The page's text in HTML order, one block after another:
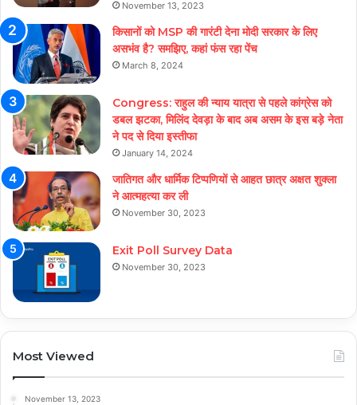
November 13, 2023
किसानों को MSP की गारंटी देना मोदी सरकार के लिए
असभंव है? समझिए, कहां फंस रहा पेंच
March 8, 2024
Congress: राहुल की न्याय यात्रा से पहले कांग्रेस को
डबल झटका, मिलिंद देवड़ा के बाद अब असम के इस बड़े नेता
ने पद से दिया इस्तीफा
January 14, 2024
जातिगत और धार्मिक टिप्पणियों से आहत छात्र अक्षत शुक्ला
ने आत्महत्या कर ली
November 30, 2023
Exit Poll Survey Data
November 30, 2023
Most Viewed
November 13, 2023